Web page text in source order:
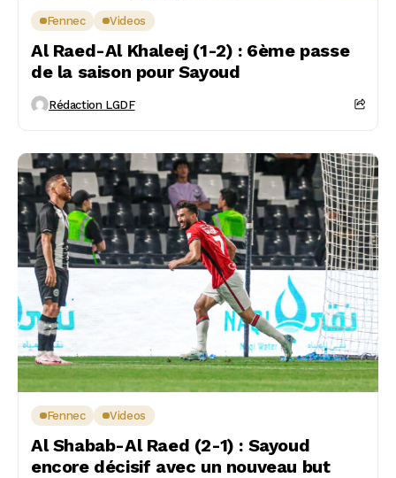
Fennec Videos
Al Raed-Al Khaleej (1-2) : 6ème passe
de la saison pour Sayoud
Rédaction LGDF
Fennec Videos
Al Shabab-Al Raed (2-1) : Sayoud
encore décisif avec un nouveau but